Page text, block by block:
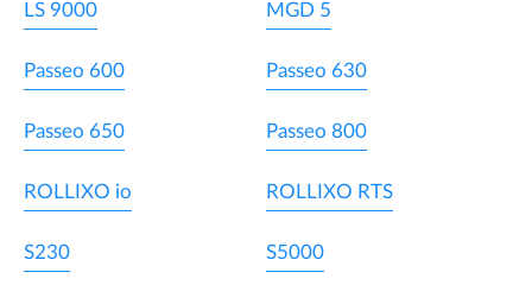
LS 9000 MGD 5
Passeo 600 Passeo 630
Passeo 650 Passeo 800
ROLLIXO io ROLLIXO RTS
S230 S5000